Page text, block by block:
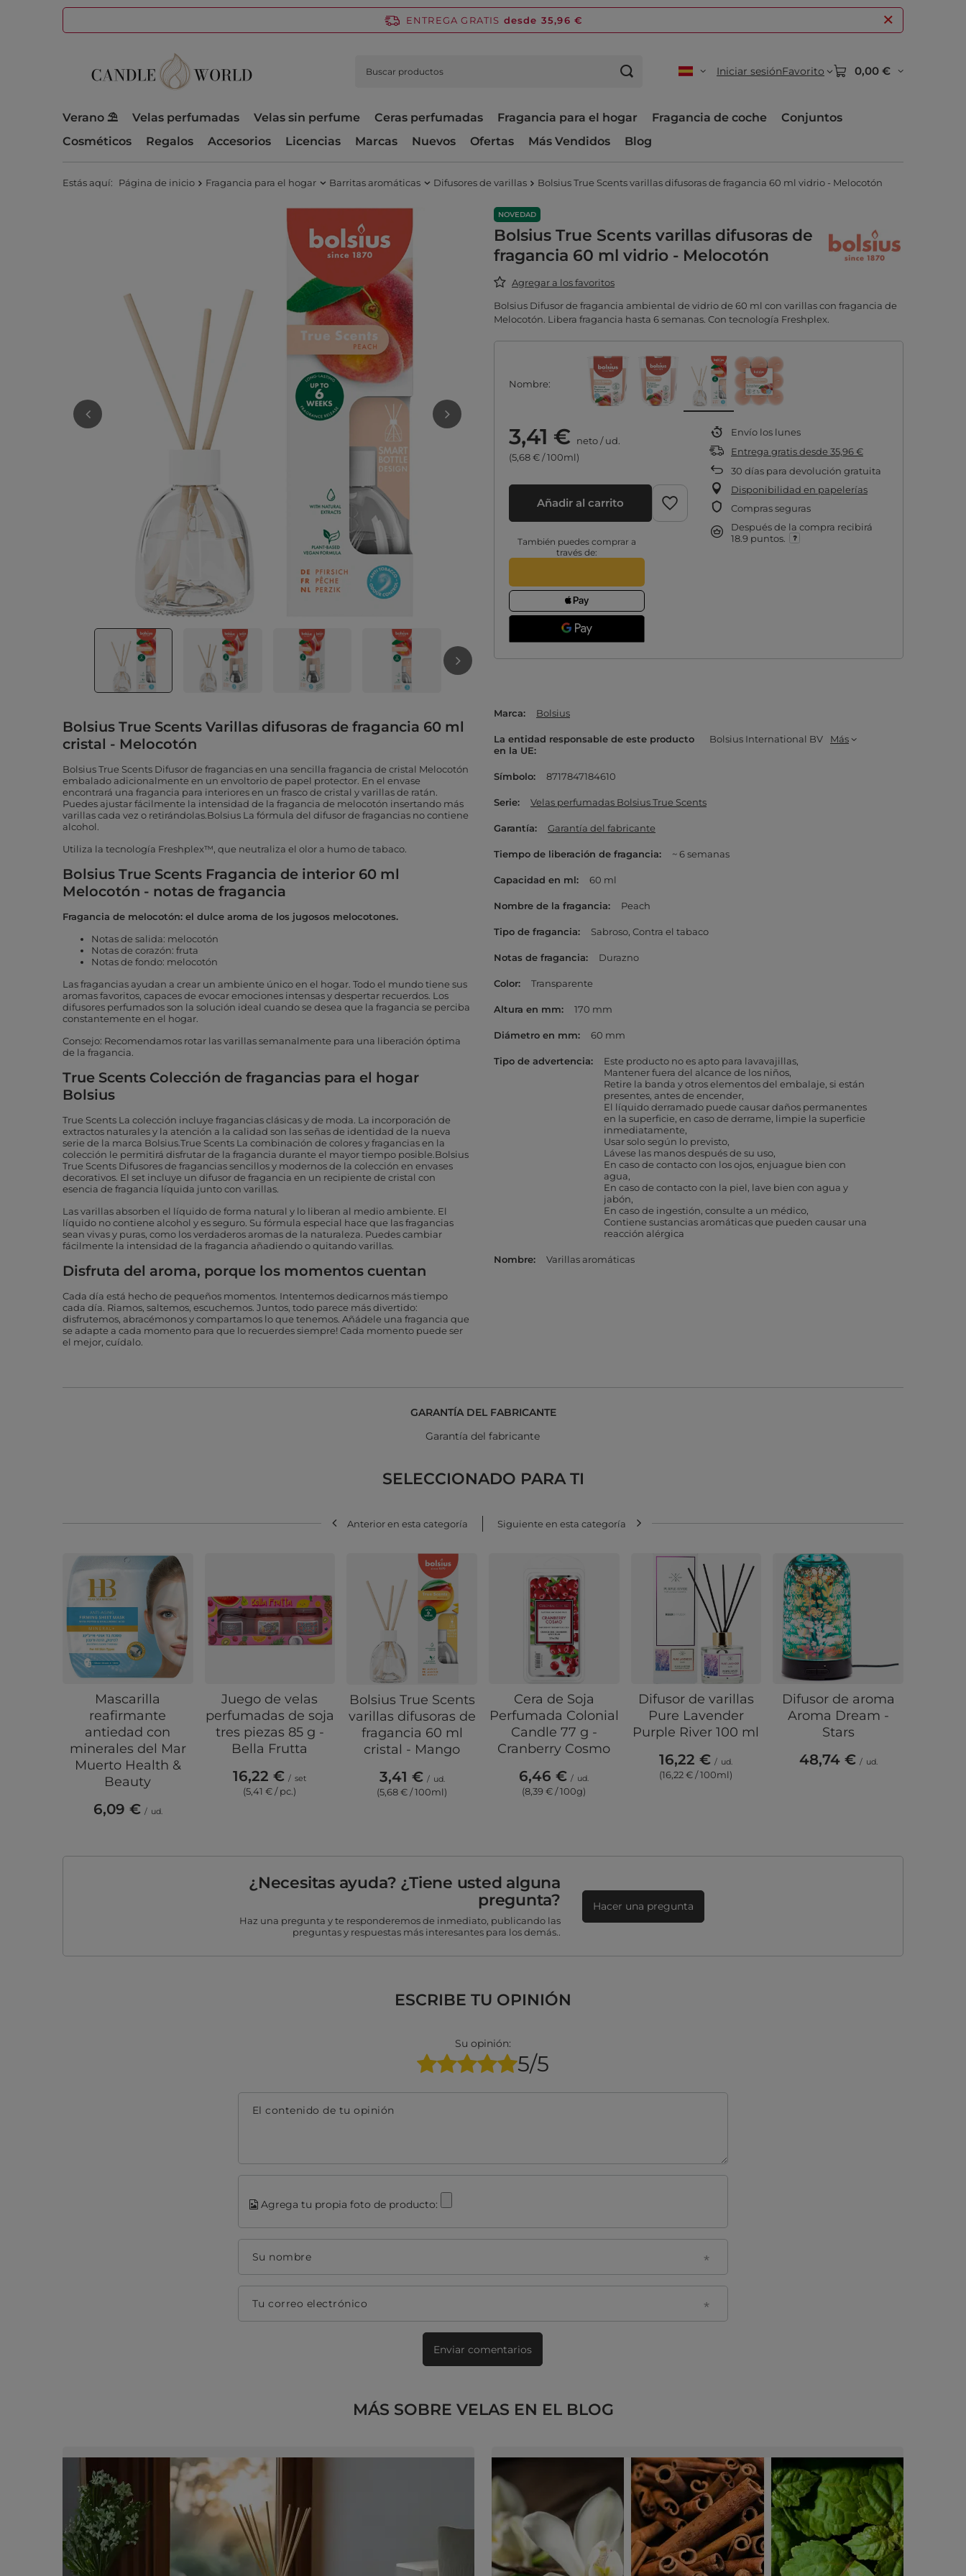
ENTREGA GRATIS desde 35,96 €
Iniciar sesiónFavorito 0,00 €
Verano ⛱️ Velas perfumadas Velas sin perfume Ceras perfumadas Fragancia para el hogar Fragancia de coche
Conjuntos
Cosméticos
Regalos Accesorios Licencias Marcas Nuevos Ofertas Más Vendidos Blog
Estás aquí: Página de inicio Fragancia para el hogar Barritas aromáticas Difusores de varillas Bolsius True Scents varillas difusoras de fragancia 60 ml vidrio - Melocotón
NOVEDAD
Bolsius True Scents varillas difusoras de
fragancia 60 ml vidrio - Melocotón
Agregar a los favoritos
Bolsius Difusor de fragancia ambiental de vidrio de 60 ml con varillas con fragancia de
Melocotón. Libera fragancia hasta 6 semanas. Con tecnología Freshplex.
Nombre
3,41 € neto/ud.
(5,68 € / 100ml)
Añadir al carrito
También puedes comprar a
través de:
Envío los lunes
Entrega gratisdesde 35,96 €
30 días para devolución gratuita
Disponibilidad en papelerías
Compras seguras
Después de la compra recibirá
18.9 puntos.
Bolsius True Scents Varillas difusoras de fragancia 60 ml
cristal - Melocotón
Bolsius True Scents Difusor de fragancias en una sencilla fragancia de cristal Melocotón
embalado adicionalmente en un envoltorio de papel protector. En el envase
encontrará una fragancia para interiores en un frasco de cristal y varillas de ratán.
Puedes ajustar fácilmente la intensidad de la fragancia de melocotón insertando más
varillas cada vez o retirándolas.Bolsius La fórmula del difusor de fragancias no contiene
alcohol.
Utiliza la tecnología Freshplex™, que neutraliza el olor a humo de tabaco.
Bolsius True Scents Fragancia de interior 60 ml
Melocotón - notas de fragancia
Fragancia de melocotón: el dulce aroma de los jugosos melocotones.
Notas de salida: melocotón
Notas de corazón: fruta
Notas de fondo: melocotón
Las fragancias ayudan a crear un ambiente único en el hogar. Todo el mundo tiene sus
aromas favoritos, capaces de evocar emociones intensas y despertar recuerdos. Los
difusores perfumados son la solución ideal cuando se desea que la fragancia se perciba
constantemente en el hogar.
Consejo: Recomendamos rotar las varillas semanalmente para una liberación óptima
de la fragancia.
True Scents Colección de fragancias para el hogar
Bolsius
True Scents La colección incluye fragancias clásicas y de moda. La incorporación de
extractos naturales y la atención a la calidad son las señas de identidad de la nueva
serie de la marca Bolsius.True Scents La combinación de colores y fragancias en la
colección le permitirá disfrutar de la fragancia durante el mayor tiempo posible.Bolsius
True Scents Difusores de fragancias sencillos y modernos de la colección en envases
decorativos. El set incluye un difusor de fragancia en un recipiente de cristal con
esencia de fragancia líquida junto con varillas.
Las varillas absorben el líquido de forma natural y lo liberan al medio ambiente. El
líquido no contiene alcohol y es seguro. Su fórmula especial hace que las fragancias
sean vivas y puras, como los verdaderos aromas de la naturaleza. Puedes cambiar
fácilmente la intensidad de la fragancia añadiendo o quitando varillas.
Disfruta del aroma, porque los momentos cuentan
Cada día está hecho de pequeños momentos. Intentemos dedicarnos más tiempo
cada día. Riamos, saltemos, escuchemos. Juntos, todo parece más divertido:
disfrutemos, abracémonos y compartamos lo que tenemos. Añádele una fragancia que
se adapte a cada momento para que lo recuerdes siempre! Cada momento puede ser
el mejor, cuídalo.
Marca Bolsius
La entidad responsable de este producto
en la UE
Bolsius International BV Más
Símbolo 8717847184610
Serie Velas perfumadas Bolsius True Scents
Garantía Garantía del fabricante
Tiempo de liberación de fragancia ~ 6 semanas
Capacidad en ml 60 ml
Nombre de la fragancia Peach
Tipo de fragancia Sabroso Contra el tabaco
Notas de fragancia Durazno
Color Transparente
Altura en mm 170 mm
Diámetro en mm 60 mm
Tipo de advertencia
Este producto no es apto para lavavajillas
Mantener fuera del alcance de los niños
Retire la banda y otros elementos del embalaje, si están
presentes, antes de encender
El líquido derramado puede causar daños permanentes
en la superficie, en caso de derrame, limpie la superficie
inmediatamente
Usar solo según lo previsto
Lávese las manos después de su uso
En caso de contacto con los ojos, enjuague bien con
agua
En caso de contacto con la piel, lave bien con agua y
jabón
En caso de ingestión, consulte a un médico
Contiene sustancias aromáticas que pueden causar una
reacción alérgica
Nombre Varillas aromáticas
GARANTÍA DEL FABRICANTE
Garantía del fabricante
SELECCIONADO PARA TI
Anterior en esta categoría Siguiente en esta categoría
Mascarilla
reafirmante
antiedad con
minerales del Mar
Muerto Health &
Beauty
6,09 € / ud.
Juego de velas
perfumadas de soja
tres piezas 85 g -
Bella Frutta
16,22 € / set
(5,41 € / pc.)
Bolsius True Scents
varillas difusoras de
fragancia 60 ml
cristal - Mango
3,41 € / ud.
(5,68 € / 100ml)
Cera de Soja
Perfumada Colonial
Candle 77 g -
Cranberry Cosmo
6,46 € / ud.
(8,39 € / 100g)
Difusor de varillas
Pure Lavender
Purple River 100 ml
16,22 € / ud.
(16,22 € / 100ml)
Difusor de aroma
Aroma Dream -
Stars
48,74 € / ud.
¿Necesitas ayuda? ¿Tiene usted alguna
pregunta?
Haz una pregunta y te responderemos de inmediato, publicando las
preguntas y respuestas más interesantes para los demás..
Hacer una pregunta
ESCRIBE TU OPINIÓN
Su opinión:
5/5
El contenido de tu opinión
Agrega tu propia foto de producto:
Su nombre
Tu correo electrónico
Enviar comentarios
MÁS SOBRE VELAS EN EL BLOG